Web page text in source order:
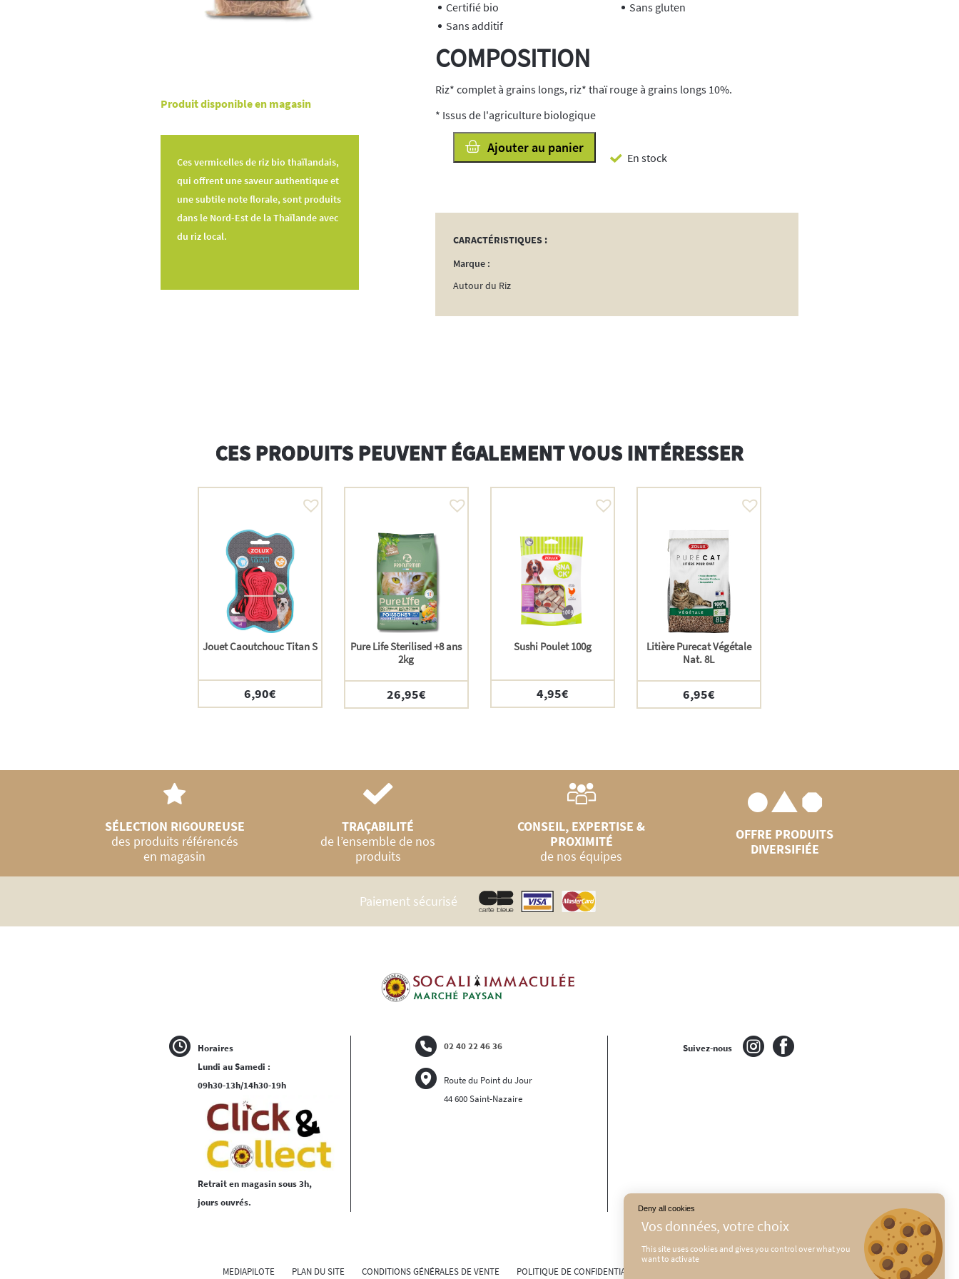
Produit disponible en magasin
Ces vermicelles de riz bio thaïlandais,
qui offrent une saveur authentique et
une subtile note florale, sont produits
dans le Nord-Est de la Thaïlande avec
du riz local.
Certifié bio
Sans gluten
Sans additif
COMPOSITION
Riz* complet à grains longs, riz* thaï rouge à grains longs 10%.
* Issus de l'agriculture biologique
En stock
quantité
Riz
240g
Ajouter au panier
CARACTÉRISTIQUES :
Marque :
Autour du Riz
CES PRODUITS PEUVENT ÉGALEMENT VOUS INTÉRESSER
Jouet Caoutchouc Titan S
6,90€
Pure Life Sterilised +8 ans
2kg
26,95€
Sushi Poulet 100g
4,95€
Litière Purecat Végétale
Nat. 8L
6,95€
SÉLECTION RIGOUREUSE
des produits référencés
en magasin
TRAÇABILITÉ
de l’ensemble de nos
produits
CONSEIL, EXPERTISE &
PROXIMITÉ
de nos équipes
OFFRE PRODUITS
DIVERSIFIÉE
Paiement sécurisé
Horaires
Lundi au Samedi :
09h30-13h/14h30-19h
Retrait en magasin sous 3h,
jours ouvrés.
02 40 22 46 36
Route du Point du Jour
44 600 Saint-Nazaire
Suivez-nous
MEDIAPILOTE PLAN DU SITE CONDITIONS GÉNÉRALES DE VENTE POLITIQUE DE CONFIDENTIALITÉ
This site uses cookies and gives you control over what you
want to activate
Deny all cookies